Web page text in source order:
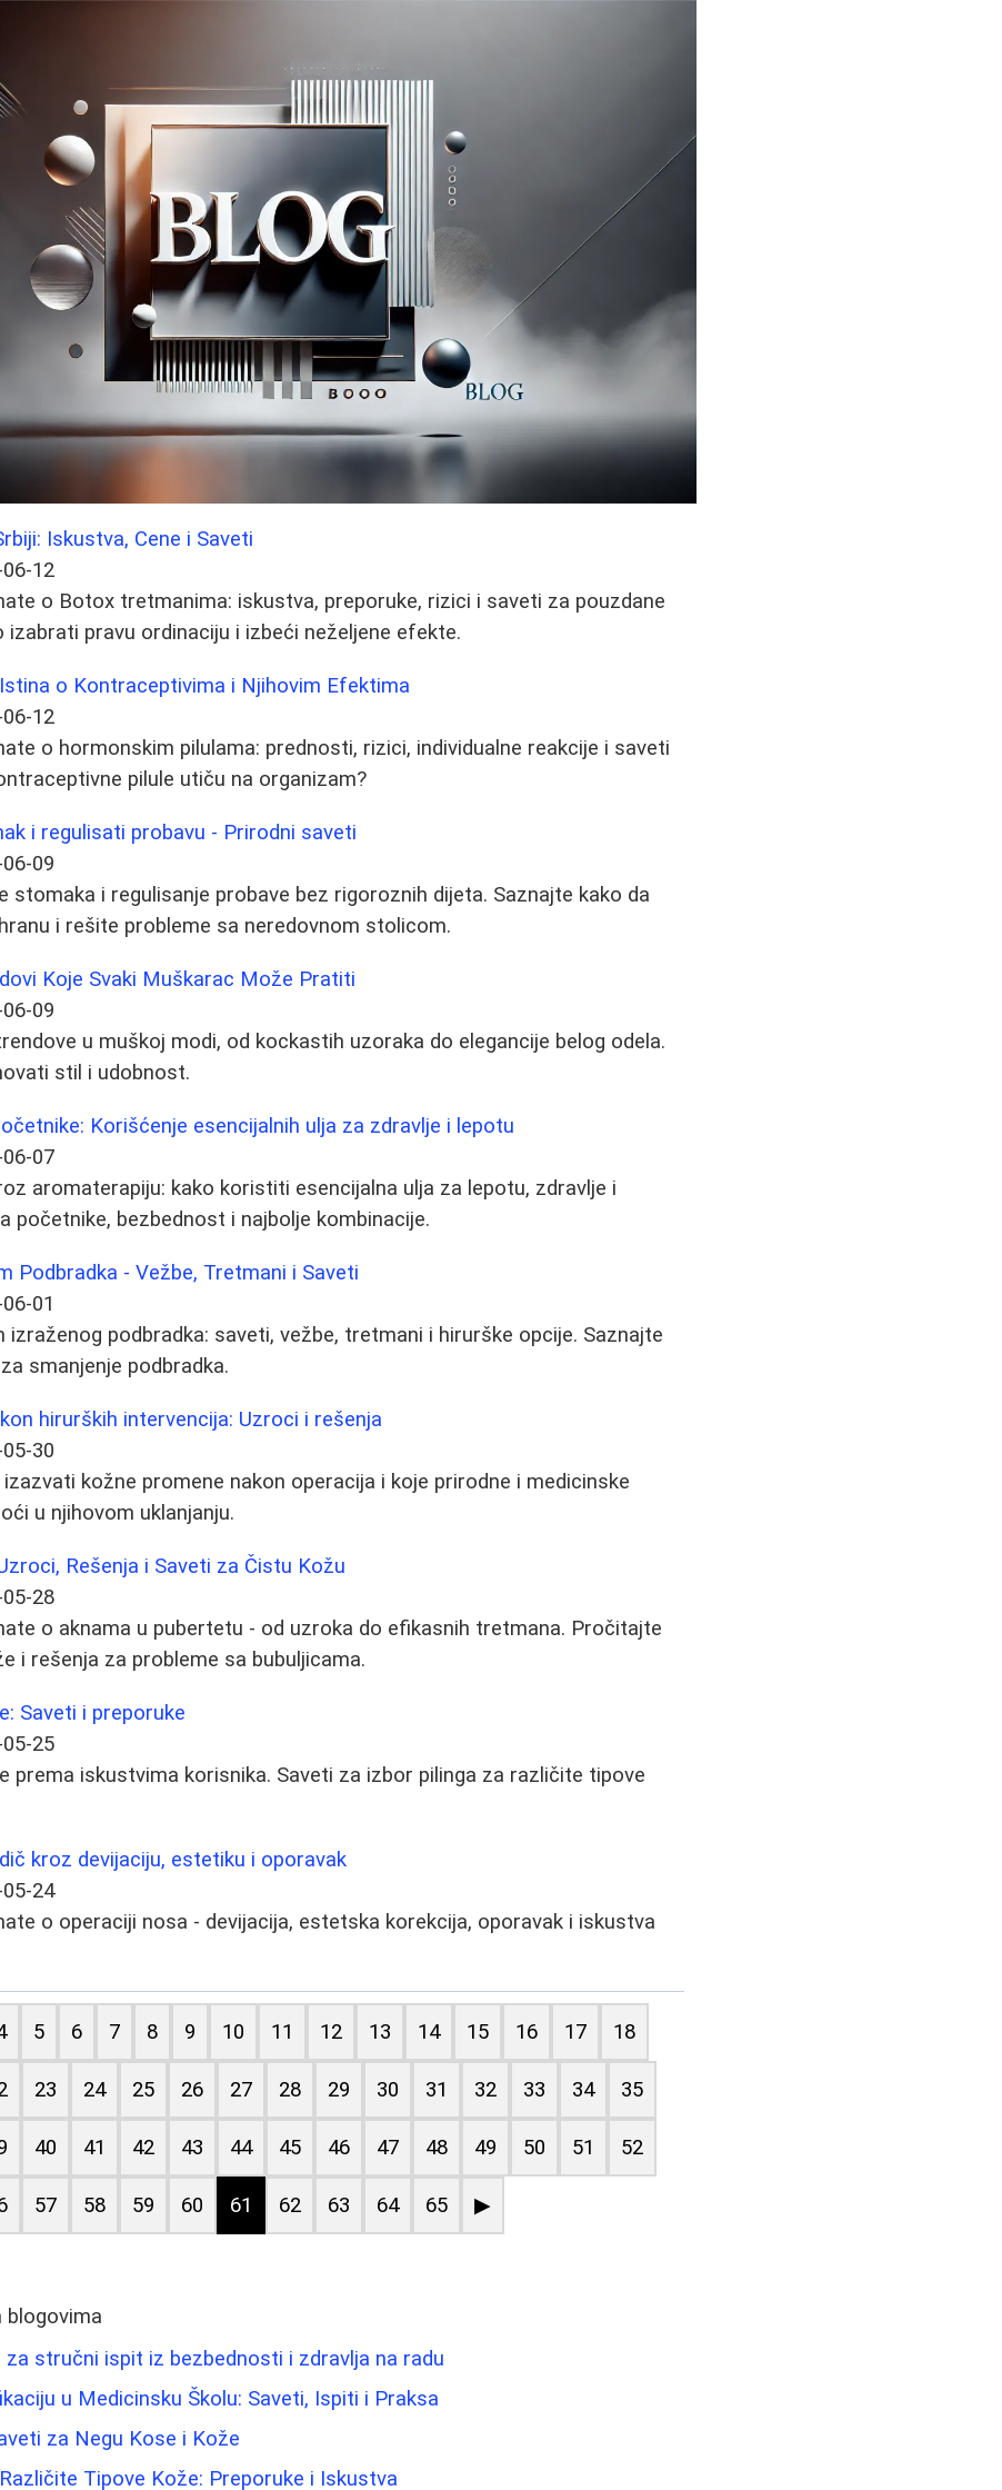
Iskustva, Cene i Saveti
12
o Botox tretmanima: iskustva, preporuke, rizici i saveti za pouzdane
izabrati pravu ordinaciju i izbeći neželjene efekte.
o Kontraceptivima i Njihovim Efektima
12
o hormonskim pilulama: prednosti, rizici, individualne reakcije i saveti
pilule utiču na organizam?
i regulisati probavu - Prirodni saveti
09
stomaka i regulisanje probave bez rigoroznih dijeta. Saznajte kako da
i rešite probleme sa neredovnom stolicom.
Koje Svaki Muškarac Može Pratiti
09
u muškoj modi, od kockastih uzoraka do elegancije belog odela.
stil i udobnost.
Korišćenje esencijalnih ulja za zdravlje i lepotu
07
aromaterapiju: kako koristiti esencijalna ulja za lepotu, zdravlje i
početnike, bezbednost i najbolje kombinacije.
Podbradka - Vežbe, Tretmani i Saveti
01
izraženog podbradka: saveti, vežbe, tretmani i hirurške opcije. Saznajte
smanjenje podbradka.
hirurških intervencija: Uzroci i rešenja
30
kožne promene nakon operacija i koje prirodne i medicinske
u njihovom uklanjanju.
Rešenja i Saveti za Čistu Kožu
28
o aknama u pubertetu - od uzroka do efikasnih tretmana. Pročitajte
i rešenja za probleme sa bubuljicama.
Saveti i preporuke
25
prema iskustvima korisnika. Saveti za izbor pilinga za različite tipove
kroz devijaciju, estetiku i oporavak
24
o operaciji nosa - devijacija, estetska korekcija, oporavak i iskustva
5 6 7 8 9 10 11 12 13 14 15 16 17 18
23 24 25 26 27 28 29 30 31 32 33 34 35
40 41 42 43 44 45 46 47 48 49 50 51 52
57 58 59 60 61 62 63 64 65 ▶
blogovima
stručni ispit iz bezbednosti i zdravlja na radu
u Medicinsku Školu: Saveti, Ispiti i Praksa
za Negu Kose i Kože
Tipove Kože: Preporuke i Iskustva